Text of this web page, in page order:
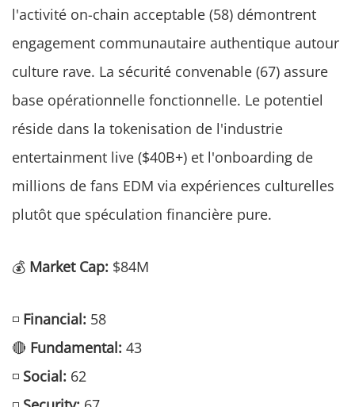
l'activité on-chain acceptable (58) démontrent
engagement communautaire authentique autour
culture rave. La sécurité convenable (67) assure
base opérationnelle fonctionnelle. Le potentiel
réside dans la tokenisation de l'industrie
entertainment live ($40B+) et l'onboarding de
millions de fans EDM via expériences culturelles
plutôt que spéculation financière pure.
💰 Market Cap: $84M
◽ Financial: 58
🔴 Fundamental: 43
◽ Social: 62